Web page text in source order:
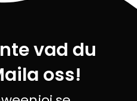
vad du
oss!